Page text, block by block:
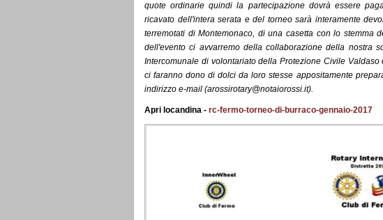
quote ordinarie quindi la partecipazione dovrà essere
ricavato dell'intera serata e del torneo sarà interamente
terremotati di Montemonaco, di una casetta con lo stemma
dell'evento ci avvarremo della collaborazione della nostra
Intercomunale di volontariato della Protezione Civile
ci faranno dono di dolci da loro stesse appositamente
indirizzo e-mail (arossirotary@notaiorossi.it).
Apri locandina - rc-fermo-torneo-di-burraco-gennaio-2017